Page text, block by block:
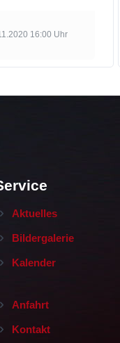
16:00 Uhr
Aktuelles
Bildergalerie
Kalender
Anfahrt
Kontakt